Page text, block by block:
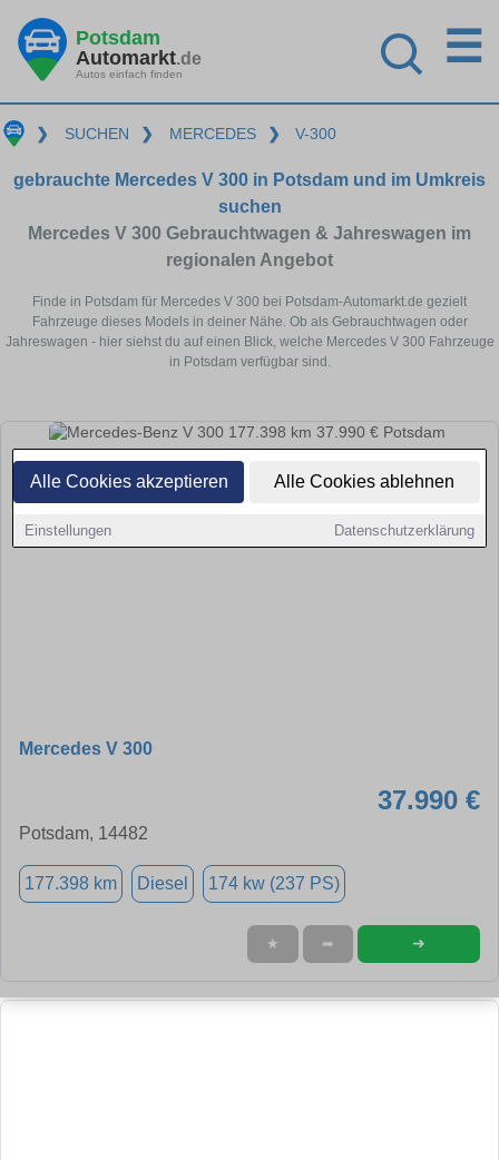
Alle Cookies akzeptieren Alle Cookies ablehnen
Einstellungen Datenschutzerklärung
Potsdam
Automarkt.de
Autos einfach finden
☰
❯ SUCHEN ❯ MERCEDES ❯ V-300
gebrauchte Mercedes V 300 in Potsdam und im Umkreis
suchen
Mercedes V 300 Gebrauchtwagen & Jahreswagen im
regionalen Angebot
Finde in Potsdam für Mercedes V 300 bei Potsdam-Automarkt.de gezielt
Fahrzeuge dieses Models in deiner Nähe. Ob als Gebrauchtwagen oder
Jahreswagen - hier siehst du auf einen Blick, welche Mercedes V 300 Fahrzeuge
in Potsdam verfügbar sind.
Mercedes V 300
37.990 €
Potsdam, 14482
177.398 km Diesel 174 kw (237 PS)
★ ➦ ➜